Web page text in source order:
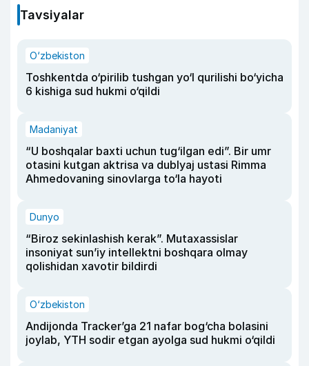
Tavsiyalar
O‘zbekiston
Toshkentda o‘pirilib tushgan yo‘l qurilishi bo‘yicha
6 kishiga sud hukmi o‘qildi
Madaniyat
“U boshqalar baxti uchun tug‘ilgan edi”. Bir umr
otasini kutgan aktrisa va dublyaj ustasi Rimma
Ahmedovaning sinovlarga to‘la hayoti
Dunyo
“Biroz sekinlashish kerak”. Mutaxassislar
insoniyat sun’iy intellektni boshqara olmay
qolishidan xavotir bildirdi
O‘zbekiston
Andijonda Tracker’ga 21 nafar bog‘cha bolasini
joylab, YTH sodir etgan ayolga sud hukmi o‘qildi